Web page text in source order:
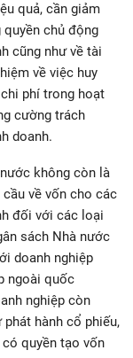
quả, cần giảm
chủ động
cũng như về tài
về việc huy
phí trong hoạt
cường trách
doanh.
không còn là
về vốn cho các
đối với các loại
sách Nhà nước
doanh nghiệp
ngoài quốc
nghiệp còn
hành cổ phiếu,
quyền tạo vốn